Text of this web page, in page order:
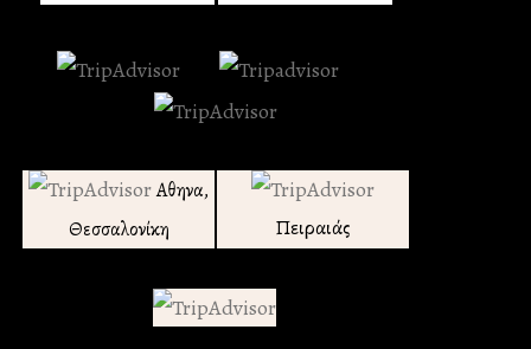
Αθηνα,
Θεσσαλονίκη
Πειραιάς